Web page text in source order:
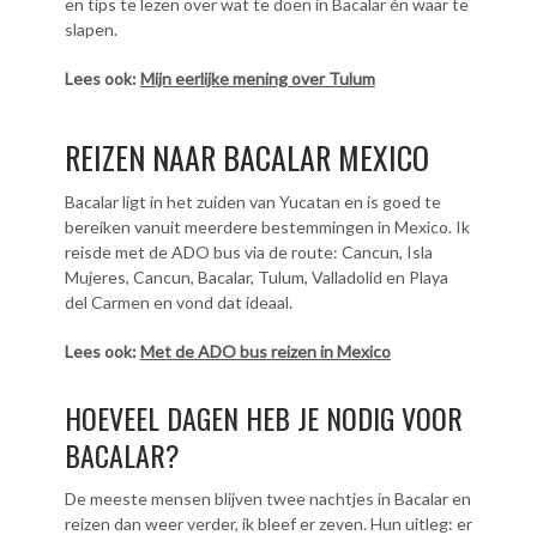
slapen.
Lees ook:Mijn eerlijke mening over Tulum
REIZEN NAAR BACALAR MEXICO
Bacalar ligt in het zuiden van Yucatan en is goed te
bereiken vanuit meerdere bestemmingen in Mexico. Ik
reisde met de ADO bus via de route: Cancun, Isla
Mujeres, Cancun, Bacalar, Tulum, Valladolid en Playa
del Carmen en vond dat ideaal.
Lees ook:Met de ADO bus reizen in Mexico
HOEVEEL DAGEN HEB JE NODIG VOOR
BACALAR?
De meeste mensen blijven twee nachtjes in Bacalar en
reizen dan weer verder, ik bleef er zeven. Hun uitleg: er